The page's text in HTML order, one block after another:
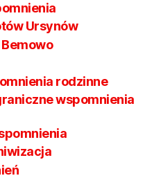
Ursynów
rodzinne
wspomnienia